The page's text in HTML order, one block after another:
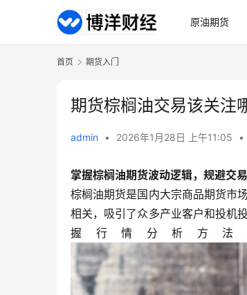
原油期货
首页 期货入门
期货棕榈油交易该关注
admin • 2026年1月28日 上午11:05 •
掌握棕榈油期货波动逻辑，规避交
棕榈油期货是国内大宗商品期货市
相关，吸引了众多产业客户和投机
握行情分析方